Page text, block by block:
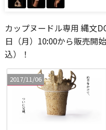
カップヌードル専用 縄文
日（月）10:00から販売開
込）！
2017/11/06